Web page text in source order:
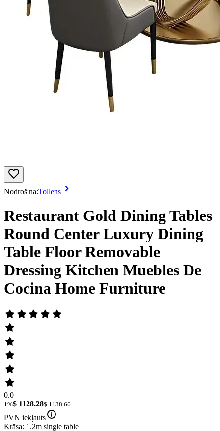
Nodrošina:Tollens
Restaurant Gold Dining Tables
Round Center Luxury Dining
Table Floor Removable
Dressing Kitchen Muebles De
Cocina Home Furniture
0.0
1%$ 1128.28$ 1138.66
PVN iekļauts
Krāsa: 1.2m single table